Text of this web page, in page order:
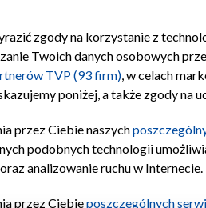
TVP Polityka prywatności
zgody na korzystanie z
Twoich danych osobowych
TVP (93 firm), w celach
poniżej, a także zgody na
przez Ciebie naszych
podobnych technologii
analizowanie ruchu w Internecie.
przez Ciebieposzczególnych